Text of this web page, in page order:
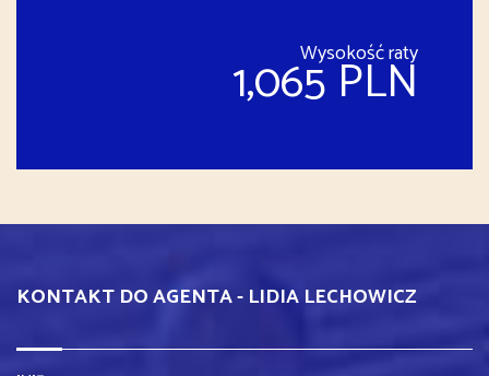
Wysokość raty
1,065 PLN
KONTAKT DO AGENTA - LIDIA LECHOWICZ